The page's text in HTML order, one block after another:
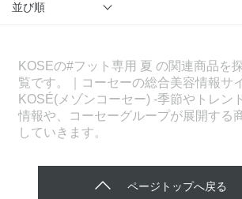
並び順
KOSEの#フット専用 夏 の関連商品を
覧です。｜コーセーの総合美容情報サ
KOSÉ(メゾンコーセー) -季節やトレン
情報や、コーセーグループが展開する
していきます。
ページトップへ戻る